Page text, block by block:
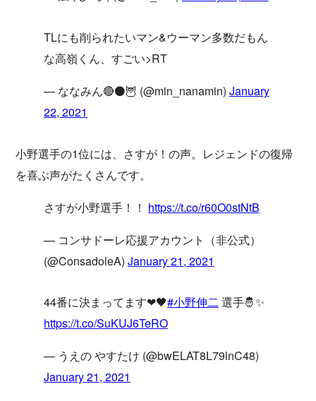
TLにも削られたいマン&ウーマン多数だもん
な高嶺くん、すごい>RT
— ななみん🔴⚫️🦉 (@min_nanamin) January
22, 2021
小野選手の1位には、さすが！の声。レジェンドの復帰
を喜ぶ声がたくさんです。
さすが小野選手！！ https://t.co/r60O0stNtB
— コンサドーレ応援アカウント（非公式）
(@ConsadoleA) January 21, 2021
44番に決まってます❤🖤#小野伸二選手🤴✨
https://t.co/SuKUJ6TeRO
— うえの やすたけ (@bwELAT8L79lnC48)
January 21, 2021